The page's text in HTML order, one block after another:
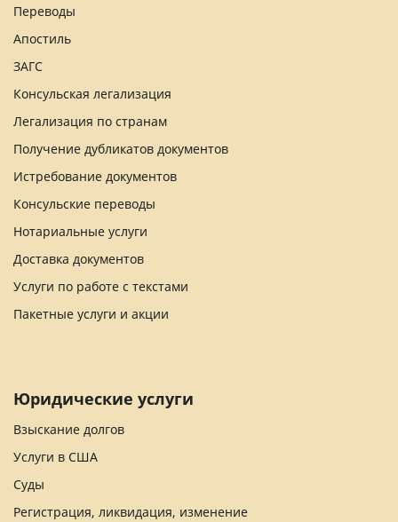
Переводы
Апостиль
ЗАГС
Консульская легализация
Легализация по странам
Получение дубликатов документов
Истребование документов
Консульские переводы
Нотариальные услуги
Доставка документов
Услуги по работе с текстами
Пакетные услуги и акции
Юридические услуги
Взыскание долгов
Услуги в США
Суды
Регистрация, ликвидация, изменение